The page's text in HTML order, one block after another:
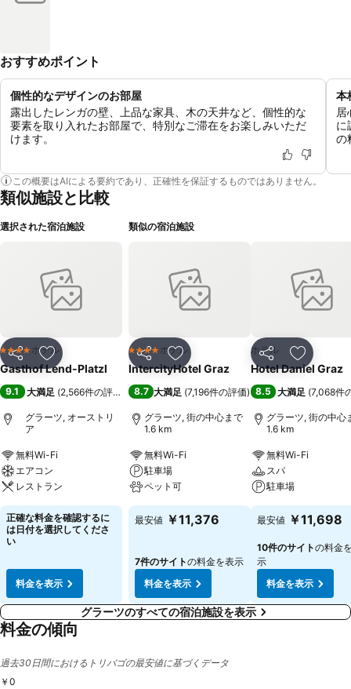
おすすめポイント
個性的なデザインのお部屋
露出したレンガの壁、上品な家具、木の天井など、個性的な
要素を取り入れたお部屋で、特別なご滞在をお楽しみいただ
けます。
本
居
に
の
この概要はAIによる要約であり、正確性を保証するものではありません。
類似施設と比較
選択された宿泊施設
シェア お気に入りに追加
4 ホテルのランク
ホテル
Gasthof Lend-Platzl
9.1 大満足 (2,566件の評価
グラーツ, オーストリ
ア
無料Wi-Fi
エアコン
レストラン
正確な料金を確認するに
は日付を選択してくださ
い
料金を表示
類似の宿泊施設
シェア お気に入りに追加
4 ホテルのランク
ホテル
IntercityHotel Graz
8.7 大満足 (7,196件の評価)
グラーツ, 街の中心まで
1.6 km
無料Wi-Fi
駐車場
ペット可
最安値 ￥11,376
7件のサイトの料金を表示
料金を表示
シェア お気に入
ホテル
Hotel Daniel Graz
8.5 大満足 (7,068件
グラーツ, 街の中心
1.6 km
無料Wi-Fi
スパ
駐車場
最安値 ￥11,698
10件のサイトの料金
示
料金を表示
グラーツのすべての宿泊施設を表示
料金の傾向
過去30日間におけるトリバゴの最安値に基づくデータ
￥0